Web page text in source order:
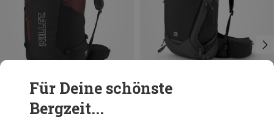
Für Deine schönste
Bergzeit...